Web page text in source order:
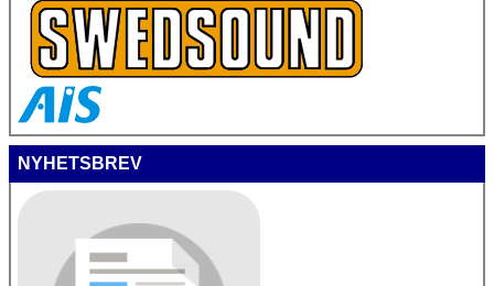
NYHETSBREV